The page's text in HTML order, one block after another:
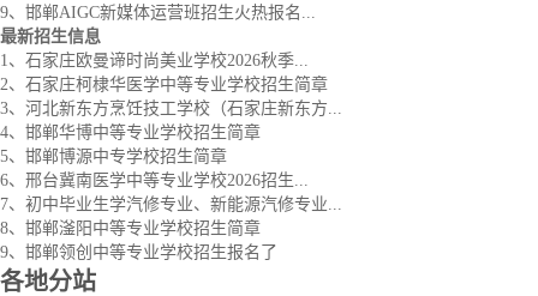
9、邯郸AIGC新媒体运营班招生火热报名...
最新招生信息
1、石家庄欧曼谛时尚美业学校2026秋季...
2、石家庄柯棣华医学中等专业学校招生简章
3、河北新东方烹饪技工学校（石家庄新东方...
4、邯郸华博中等专业学校招生简章
5、邯郸博源中专学校招生简章
6、邢台冀南医学中等专业学校2026招生...
7、初中毕业生学汽修专业、新能源汽修专业...
8、邯郸滏阳中等专业学校招生简章
9、邯郸领创中等专业学校招生报名了
各地分站